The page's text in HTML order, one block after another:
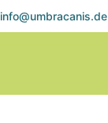
info@umbracanis.de